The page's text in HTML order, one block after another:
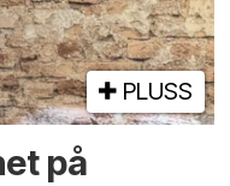
PLUSS
på